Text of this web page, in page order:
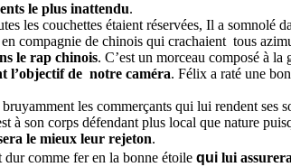
le plus inattendu.
couchettes étaient réservées, Il a somnolé
compagnie de chinois qui crachaient tous
le rap chinois. C’est un morceau composé à
l’objectif de notre caméra. Félix a raté une
les commerçants qui lui rendent ses
son corps défendant plus local que nature
le mieux leur rejeton.
comme fer en la bonne étoile qui lui